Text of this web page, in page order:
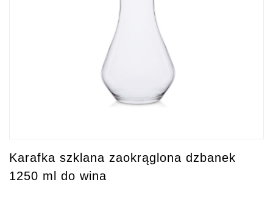
Karafka szklana zaokrąglona dzbanek
1250 ml do wina